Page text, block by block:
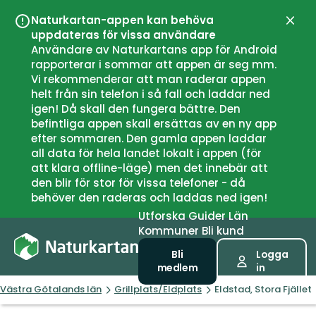
Naturkartan-appen kan behöva
uppdateras för vissa användare
Användare av Naturkartans app för Android
rapporterar i sommar att appen är seg mm.
Vi rekommenderar att man raderar appen
helt från sin telefon i så fall och laddar ned
igen! Då skall den fungera bättre. Den
befintliga appen skall ersättas av en ny app
efter sommaren. Den gamla appen laddar
all data för hela landet lokalt i appen (för
att klara offline-läge) men det innebär att
den blir för stor för vissa telefoner - då
behöver den raderas och laddas ned igen!
UtforskaGuiderLän
Kommuner Bli kund
Bli
medlem
Logga
in
Västra Götalands län Grillplats/Eldplats Eldstad, Stora Fjället